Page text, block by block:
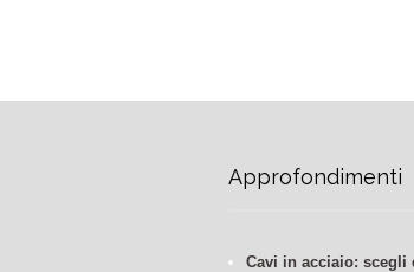
Approfondimenti
Cavi in acciaio: scegli